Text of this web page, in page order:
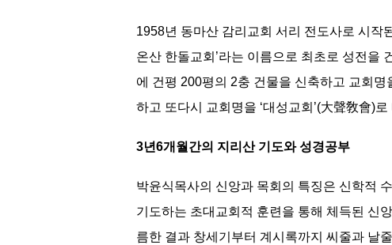
1958년 동마산 감리교회 서리 전도사로 시작
온산 한돌교회’라는 이름으로 최초로 성전을
에 건평 200평의 2충 건물을 신축하고 교회명
하고 또다시 교회명을 ‘대성교회’(大聲敎會)
3년6개월간의 지리산 기도와 성경공부
박윤식목사의 신앙과 목회의 특징은 신학적
기도하는 초대교회적 훈련을 통해 체득된 신
름한 결과 창세기부터 계시록까지 씨줄과 날